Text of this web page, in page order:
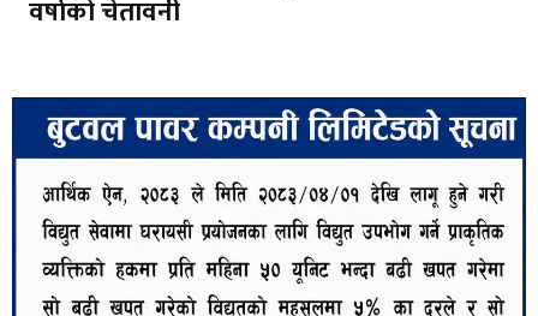
वर्षाको चेतावनी